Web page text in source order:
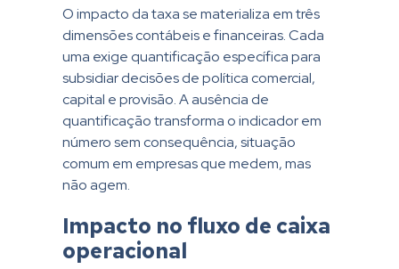
O impacto da taxa se materializa em três
dimensões contábeis e financeiras. Cada
uma exige quantificação específica para
subsidiar decisões de política comercial,
capital e provisão. A ausência de
quantificação transforma o indicador em
número sem consequência, situação
comum em empresas que medem, mas
não agem.
Impacto no fluxo de caixa
operacional